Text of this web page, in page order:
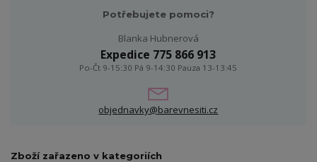
Potřebujete pomoci?
Blanka Hubnerová
Expedice 775 866 913
Po-Čt 9-15:30 Pá 9-14:30 Pauza 13-13:45
objednavky@barevnesiti.cz
Zboží zařazeno v kategoriích